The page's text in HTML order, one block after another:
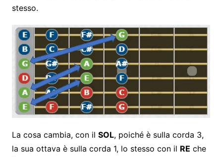
stesso.
La cosa cambia, con il SOL, poiché è sulla corda 3,
la sua ottava è sulla corda 1, lo stesso con il RE che